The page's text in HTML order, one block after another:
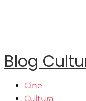
Blog
Cine
Cultura